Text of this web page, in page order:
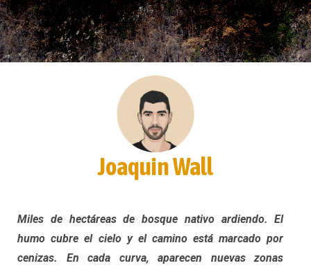
Joaquin Wall
Miles de hectáreas de bosque nativo ardiendo. El
humo cubre el cielo y el camino está marcado por
cenizas. En cada curva, aparecen nuevas zonas